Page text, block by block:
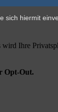
sich hiermit